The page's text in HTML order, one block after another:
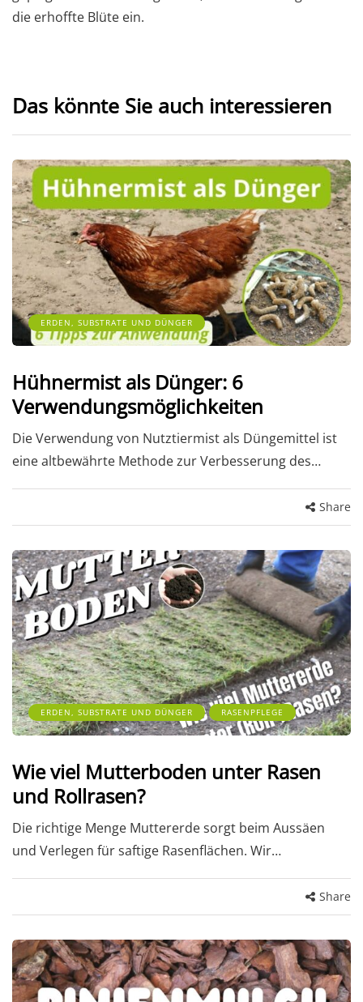
die erhoffte Blüte ein.
Das könnte Sie auch interessieren
ERDEN, SUBSTRATE UND DÜNGER
Hühnermist als Dünger: 6
Verwendungsmöglichkeiten
Die Verwendung von Nutztiermist als Düngemittel ist
eine altbewährte Methode zur Verbesserung des…
Share
ERDEN, SUBSTRATE UND DÜNGER RASENPFLEGE
Wie viel Mutterboden unter Rasen
und Rollrasen?
Die richtige Menge Muttererde sorgt beim Aussäen
und Verlegen für saftige Rasenflächen. Wir…
Share